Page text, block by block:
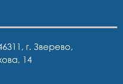
г. Зверево,
14